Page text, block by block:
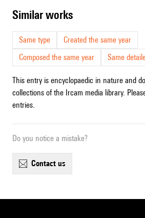
similar works
Same type
Created the same year
Composed the same year
Same
This entry is encyclopaedic in nature and
collections of the Ircam media library.
entries.
Do you notice a mistake?
contact us